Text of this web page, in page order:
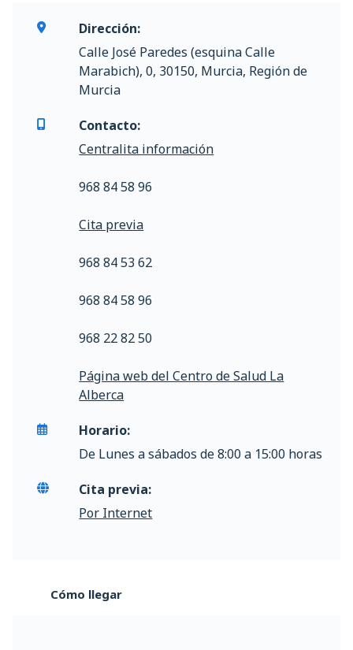
Dirección:
Calle José Paredes (esquina Calle
Marabich), 0, 30150, Murcia, Región de
Murcia
Contacto:
Centralita información
968 84 58 96
Cita previa
968 84 53 62
968 84 58 96
968 22 82 50
Página web del Centro de Salud La
Alberca
Horario:
De Lunes a sábados de 8:00 a 15:00 horas
Cita previa:
Por Internet
Cómo llegar